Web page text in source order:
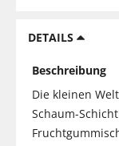
DETAILS
Beschreibung
Die kleinen
Schaum-